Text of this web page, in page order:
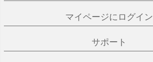
マイページにログイン
サポート